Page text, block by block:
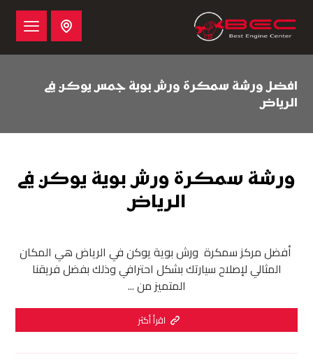
افضل ورشة سمكرة ورش بوية جمس يوكن في
الرياض
ورشة سمكرة ورش بوية يوكن في
الرياض
أفضل مركز سمكرة ورش بوية يوكن في الرياض هي المكان
المثالي لإصلاح سيارتك بشكل احترافي وذلك بفضل فريقنا
المتميز من ...
اقرأ أكثر